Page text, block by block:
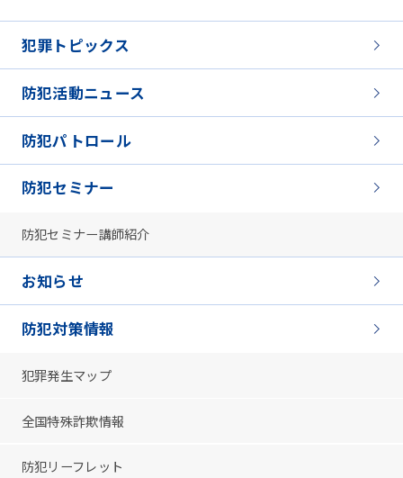
犯罪トピックス
防犯活動ニュース
防犯パトロール
防犯セミナー
防犯セミナー講師紹介
お知らせ
防犯対策情報
犯罪発生マップ
全国特殊詐欺情報
防犯リーフレット